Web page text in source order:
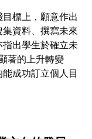
標上，願意作出
資料、撰寫未來
出學生於確立未
著的上升轉變
成功訂立個人目